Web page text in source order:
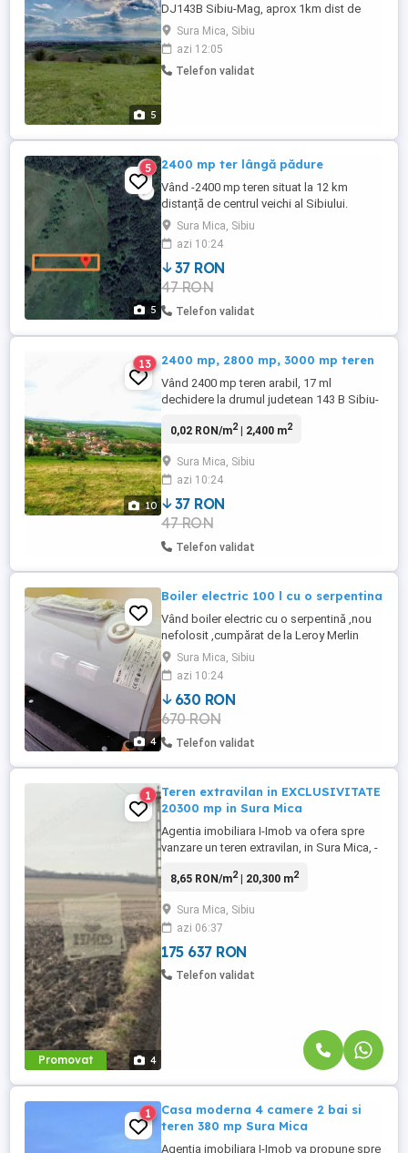
5
DJ143B Sibiu-Mag, aprox 1km dist de
utilitati, preț 8 eur mp -3000 mp, continuare
la str. Fagului, 14 ml deschidere la
drum,utilități la aprox 150 ml, 8 eur mp
-7300 mp langa livada, drum la ambele
Sura Mica, Sibiu
azi 12:05
Telefon validat
5
5 2400 mp ter lângă pădure
Vând -2400 mp teren situat la 12 km
distanță de centrul veichi al Sibiului.
Deschidere 27 ml la drum si pădure, în
partea opusă deschidere la pârâu Pretabil
cabană vânătoare, lac piscicol
Sura Mica, Sibiu
azi 10:24
37 RON
47 RON
Telefon validat
10
13 2400 mp, 2800 mp, 3000 mp teren
Vând 2400 mp teren arabil, 17 ml
dechidere la drumul judetean 143 B Sibiu-
centrul istoric al Sibiului, 5 km de
zona Industriala Vest Pret 9 eur mp -2400
mp teren situat la 12 km distanță de
centrul veichi al Sibiului. Deschidere ...
0,02 RON/m2| 2,400 m2
Sura Mica, Sibiu
azi 10:24
37 RON
47 RON
Telefon validat
4
Boiler electric 100 l cu o serpentina
Vând boiler electric cu o serpentină ,nou
nefolosit ,cumpărat de la Leroy Merlin
după aceea am pus puffer igienic și nu-mi
mai este necesar
Sura Mica, Sibiu
azi 10:24
630 RON
670 RON
Telefon validat
Promovat 4
1
Teren extravilan in EXCLUSIVITATE
20300 mp in Sura Mica
Agentia imobiliara I-Imob va ofera spre
vanzare un teren extravilan, in Sura Mica, -
suprafata totala de 20.300 mp, foarte bun
46 metri si o lungime de 441 metri. Terenul
este pretabil pentru foarte multe tipuri de
activitati ...
8,65 RON/m2| 20,300 m2
Sura Mica, Sibiu
azi 06:37
175 637 RON
Telefon validat
1
Casa moderna 4 camere 2 bai si
teren 380 mp Sura Mica
Agentia imobiliara I-Imob va propune spre